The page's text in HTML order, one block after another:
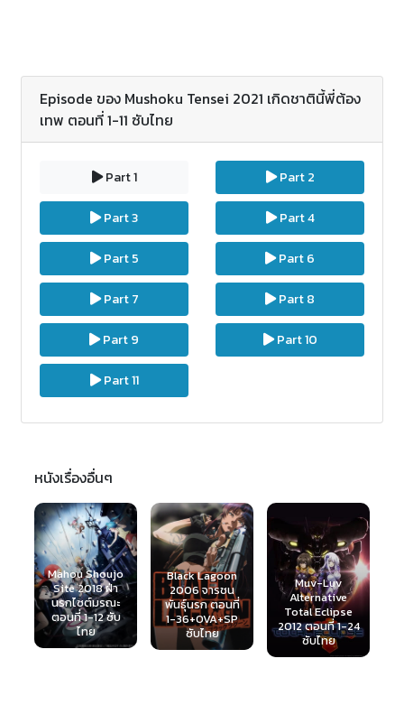
Episode ของ Mushoku Tensei 2021 เกิดชาตินี้พี่ต้อง
เทพ ตอนที่ 1-11 ซับไทย
Part 1 Part 2
Part 3 Part 4
Part 5 Part 6
Part 7 Part 8
Part 9 Part 10
Part 11
หนังเรื่องอื่นๆ
Black Lagoon
2006 จารชน
พันธุ์นรก ตอนที่
1-36+OVA+SP
ซับไทย
Muv-Luv
Alternative
Total Eclipse
2012 ตอนที่ 1-24
ซับไทย
Yuri Kuma
Arashi 2015
พายุ ลิลลี่ หมีกิน
คน ตอนที่ 1-12
ซับไทย